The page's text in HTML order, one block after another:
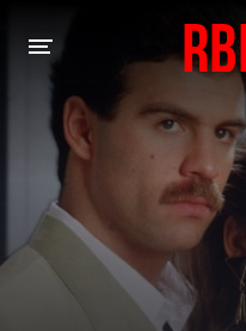
HOME
Rebelde: En Español
FILMES